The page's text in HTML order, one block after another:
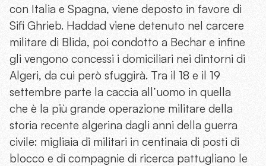
con Italia e Spagna, viene deposto in favore di
Sifi Ghrieb. Haddad viene detenuto nel carcere
militare di Blida, poi condotto a Bechar e infine
gli vengono concessi i domiciliari nei dintorni di
Algeri, da cui però sfuggirà. Tra il 18 e il 19
settembre parte la caccia all’uomo in quella
che è la più grande operazione militare della
storia recente algerina dagli anni della guerra
civile: migliaia di militari in centinaia di posti di
blocco e di compagnie di ricerca pattugliano le